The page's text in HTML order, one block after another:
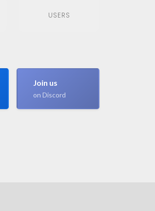
USERS
Join us
on Discord